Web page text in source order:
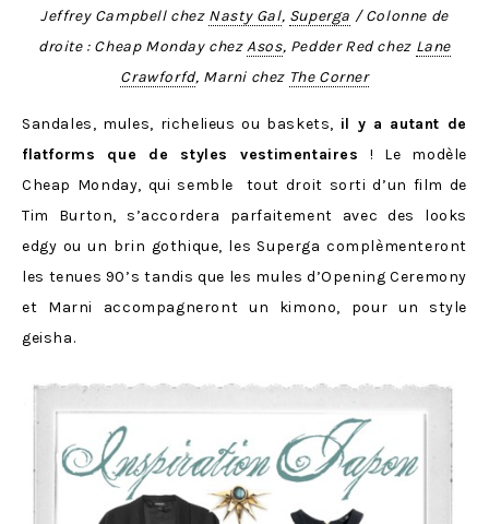
Jeffrey Campbell chez Nasty Gal, Superga / Colonne de
droite : Cheap Monday chezAsos, Pedder Red chez Lane
Crawforfd, Marni chez The Corner
Sandales, mules, richelieus ou baskets, il y a autant de
flatforms que de styles vestimentaires ! Le modèle
Cheap Monday, qui semble tout droit sorti d’un film de
Tim Burton, s’accordera parfaitement avec des looks
edgy ou un brin gothique, les Superga complèmenteront
les tenues 90’s tandis que les mules d’Opening Ceremony
et Marni accompagneront un kimono, pour un style
geisha.